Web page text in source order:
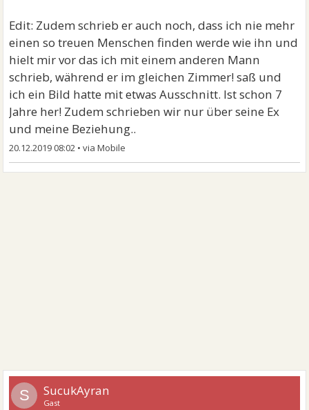
Edit: Zudem schrieb er auch noch, dass ich nie mehr
einen so treuen Menschen finden werde wie ihn und
hielt mir vor das ich mit einem anderen Mann
schrieb, während er im gleichen Zimmer! saß und
ich ein Bild hatte mit etwas Ausschnitt. Ist schon 7
Jahre her! Zudem schrieben wir nur über seine Ex
und meine Beziehung..
20.12.2019 08:02 •
S SucukAyran
Gast